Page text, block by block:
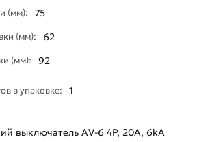
(мм): 75
(мм): 62
(мм): 92
в упаковке: 1
выключатель AV-6 4P, 20A, 6kA